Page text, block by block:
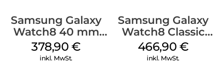
Samsung Galaxy
Watch8 40 mm
Graphite
378,90€
inkl. MwSt.
Samsung Galaxy
Watch8 Classic
White
466,90 €
inkl. MwSt.